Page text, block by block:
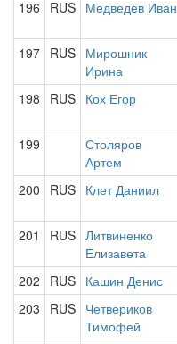
196 RUS Медведев Иван
197 RUS Мирошник
Ирина
198 RUS Кох Егор
199
Столяров
Артем
200 RUS Клет Даниил
201 RUS Литвиненко
Елизавета
202 RUS Кашин Денис
203
RUS Четвериков
Тимофей